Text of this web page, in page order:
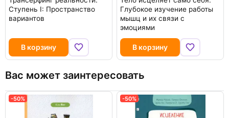
Ступень I: Пространство
вариантов
В корзину
Глубокое изучение работы
мышц и их связи с
эмоциями
В корзину
Вас может заинтересовать
-50% -50%